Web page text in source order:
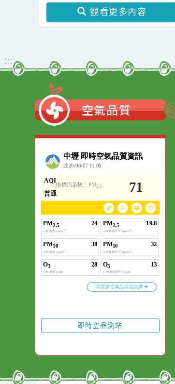
觀看更多內容
:::
空氣品質
即時空品測站
一杯清水
水而變污
卻不會因
在而變清